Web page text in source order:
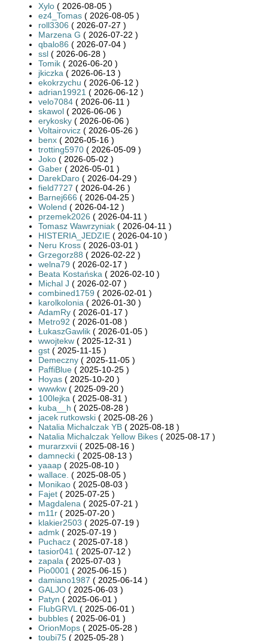
Xylo ( 2026-08-05 )
ez4_Tomas ( 2026-08-05 )
roll3306 ( 2026-07-27 )
Marzena G ( 2026-07-22 )
qbalo86 ( 2026-07-04 )
ssl ( 2026-06-28 )
Tomik ( 2026-06-20 )
jkiczka ( 2026-06-13 )
ekokrzychu ( 2026-06-12 )
adrian19921 ( 2026-06-12 )
velo7084 ( 2026-06-11 )
skawol ( 2026-06-06 )
erykosky ( 2026-06-06 )
Voltairovicz ( 2026-05-26 )
benx ( 2026-05-16 )
trotting5970 ( 2026-05-09 )
Joko ( 2026-05-02 )
Gaber ( 2026-05-01 )
DarekDaro ( 2026-04-29 )
field7727 ( 2026-04-26 )
Barnej666 ( 2026-04-25 )
Wolend ( 2026-04-12 )
przemek2026 ( 2026-04-11 )
Tomasz Wawrzyniak ( 2026-04-11 )
HISTERIA_JEDZIE ( 2026-04-10 )
Neru Kross ( 2026-03-01 )
Grzegorz88 ( 2026-02-22 )
welna79 ( 2026-02-17 )
Beata Kostańska ( 2026-02-10 )
Michal J ( 2026-02-07 )
combined1759 ( 2026-02-01 )
karolkolonia ( 2026-01-30 )
AdamRy ( 2026-01-17 )
Metro92 ( 2026-01-08 )
ŁukaszGawlik ( 2026-01-05 )
wwojtekw ( 2025-12-31 )
gst ( 2025-11-15 )
Demeczny ( 2025-11-05 )
PaffiBlue ( 2025-10-25 )
Hoyas ( 2025-10-20 )
wwwkw ( 2025-09-20 )
100lejka ( 2025-08-31 )
kuba__h ( 2025-08-28 )
jacek rutkowski ( 2025-08-26 )
Natalia Michalczak YB ( 2025-08-18 )
Natalia Michalczak Yellow Bikes ( 2025-08-17 )
murarzxvii ( 2025-08-16 )
damnecki ( 2025-08-13 )
yaaap ( 2025-08-10 )
wallace. ( 2025-08-05 )
Monikao ( 2025-08-03 )
Fajet ( 2025-07-25 )
Magdalena ( 2025-07-21 )
m11r ( 2025-07-20 )
klakier2503 ( 2025-07-19 )
admk ( 2025-07-19 )
Puchacz ( 2025-07-18 )
tasior041 ( 2025-07-12 )
zapala ( 2025-07-03 )
Pio0001 ( 2025-06-15 )
damiano1987 ( 2025-06-14 )
GALJO ( 2025-06-03 )
Patyn ( 2025-06-01 )
FlubGRVL ( 2025-06-01 )
bubbles ( 2025-06-01 )
OrionMops ( 2025-05-28 )
toubi75 ( 2025-05-28 )